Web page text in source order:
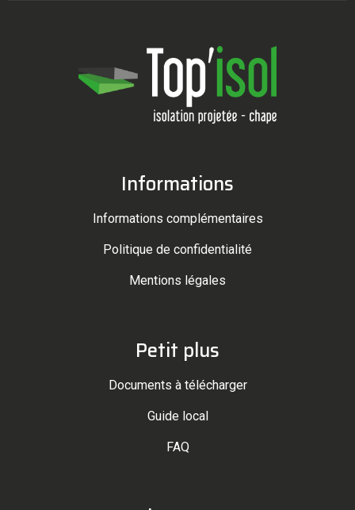
Informations
Informations complémentaires
Politique de confidentialité
Mentions légales
Petit plus
Documents à télécharger
Guide local
FAQ